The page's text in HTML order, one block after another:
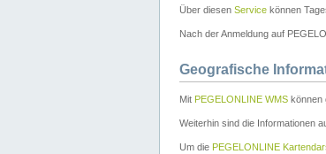
Über diesen Service können
Nach der Anmeldung auf
Geografische
Mit PEGELONLINE WMS können
Weiterhin sind die Informationen
Um die PEGELONLINE